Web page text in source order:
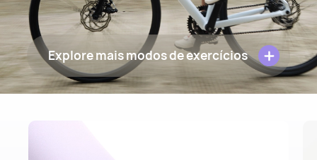
Explore mais modos de exercícios